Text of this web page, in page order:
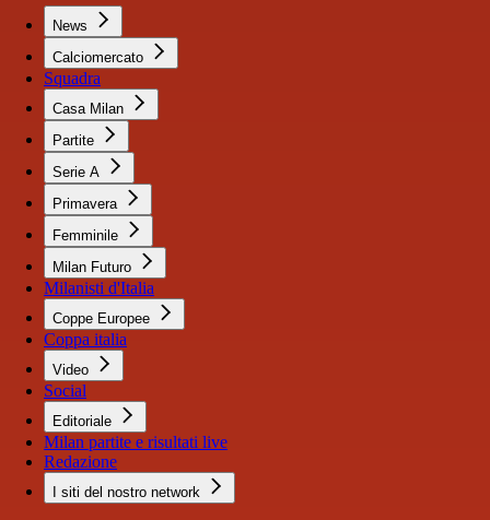
News
Calciomercato
Squadra
Casa Milan
Partite
Serie A
Primavera
Femminile
Milan Futuro
Milanisti d'Italia
Coppe Europee
Coppa italia
Video
Social
Editoriale
Milan partite e risultati live
Redazione
I siti del nostro network